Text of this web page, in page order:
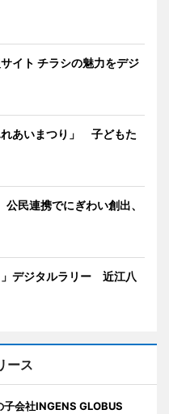
イト チラシの魅力をデジ
れあいまつり」 子どもた
民連携でにぎわい創出、
デジタルラリー 近江八
ース
会社INGENS GLOBUS